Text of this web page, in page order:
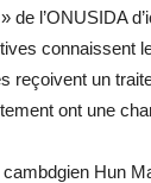
de l’ONUSIDA
connaissent
reçoivent un
ont une
Hun